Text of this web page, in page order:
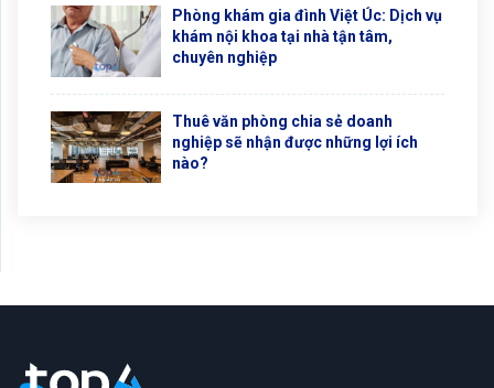
Phòng khám gia đình Việt Úc: Dịch vụ
khám nội khoa tại nhà tận tâm,
chuyên nghiệp
Thuê văn phòng chia sẻ doanh
nghiệp sẽ nhận được những lợi ích
nào?